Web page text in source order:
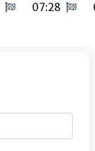
07:28